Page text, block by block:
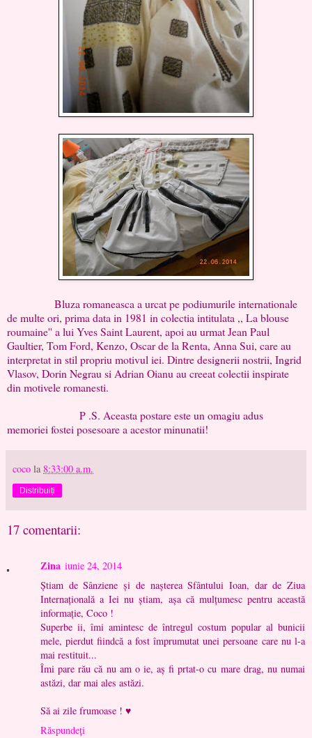
Bluza romaneasca a urcat pe podiumurile internationale
de multe ori, prima data in 1981 in colectia intitulata ,, La blouse
roumaine'' a lui Yves Saint Laurent, apoi au urmat Jean Paul
Gaultier, Tom Ford, Kenzo, Oscar de la Renta, Anna Sui, care au
interpretat in stil propriu motivul iei. Dintre designerii nostrii, Ingrid
Vlasov, Dorin Negrau si Adrian Oianu au creeat colectii inspirate
din motivele romanesti.
P .S. Aceasta postare este un omagiu adus
memoriei fostei posesoare a acestor minunatii!
coco la 8:33:00 a.m.
Distribuiți
17 comentarii:
Zina iunie 24, 2014
Știam de Sânziene și de nașterea Sfântului Ioan, dar de Ziua
Internațională a Iei nu știam, așa că mulțumesc pentru această
informație, Coco !
Superbe ii, îmi amintesc de întregul costum popular al bunicii
mele, pierdut fiindcă a fost împrumutat unei persoane care nu l-a
mai restituit...
Îmi pare rău că nu am o ie, aș fi prtat-o cu mare drag, nu numai
astăzi, dar mai ales astăzi.
Să ai zile frumoase ! ♥
Răspundeți